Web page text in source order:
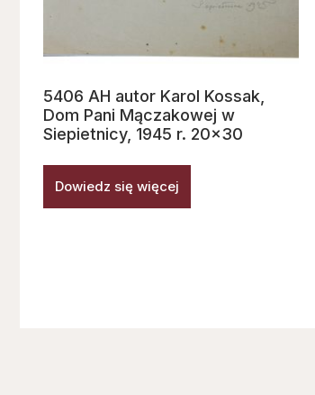
5406 AH autor Karol Kossak,
Dom Pani Mączakowej w
Siepietnicy, 1945 r. 20×30
Dowiedz się więcej